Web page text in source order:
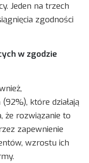
Jeden na trzech
zgodności
w zgodzie
które działają
że rozwiązanie to
zapewnienie
wzrostu ich